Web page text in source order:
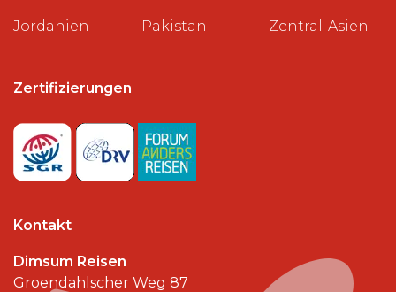
Jordanien Pakistan Zentral-Asien
Zertifizierungen
Kontakt
Dimsum Reisen
Groendahlscher Weg 87